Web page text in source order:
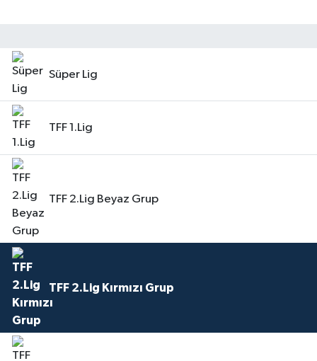
Süper Lig
TFF 1.Lig
TFF 2.Lig Beyaz Grup
TFF 2.Lig Kırmızı Grup